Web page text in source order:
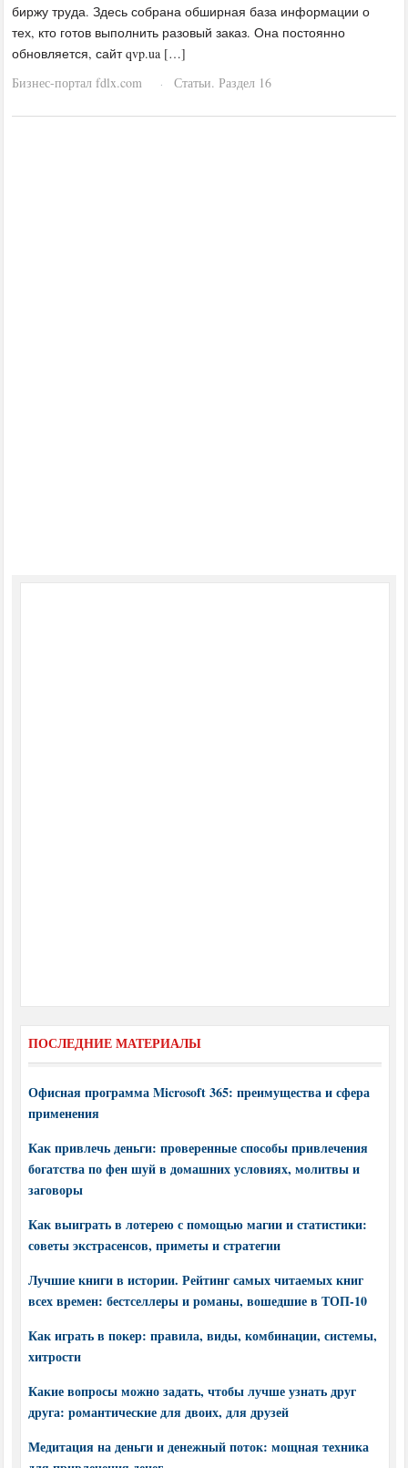
биржу труда. Здесь собрана обширная база информации о
тех, кто готов выполнить разовый заказ. Она постоянно
обновляется, сайт qvp.ua […]
Бизнес-портал fdlx.com
· Статьи. Раздел 16
ПОСЛЕДНИЕ МАТЕРИАЛЫ
Офисная программа Microsoft 365: преимущества и сфера
применения
Как привлечь деньги: проверенные способы привлечения
богатства по фен шуй в домашних условиях, молитвы и
заговоры
Как выиграть в лотерею с помощью магии и статистики:
советы экстрасенсов, приметы и стратегии
Лучшие книги в истории. Рейтинг самых читаемых книг
всех времен: бестселлеры и романы, вошедшие в ТОП-10
Как играть в покер: правила, виды, комбинации, системы,
хитрости
Какие вопросы можно задать, чтобы лучше узнать друг
друга: романтические для двоих, для друзей
Медитация на деньги и денежный поток: мощная техника